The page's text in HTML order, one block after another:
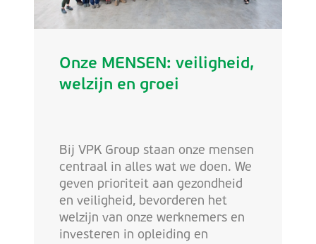
Onze MENSEN: veiligheid,
welzijn en groei
Bij VPK Group staan onze mensen
centraal in alles wat we doen. We
geven prioriteit aan gezondheid
en veiligheid, bevorderen het
welzijn van onze werknemers en
investeren in opleiding en